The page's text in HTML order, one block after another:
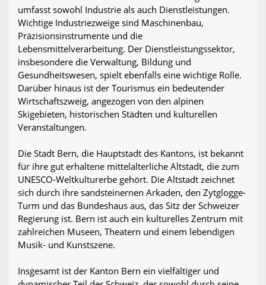
umfasst sowohl Industrie als auch Dienstleistungen.
Wichtige Industriezweige sind Maschinenbau,
Präzisionsinstrumente und die
Lebensmittelverarbeitung. Der Dienstleistungssektor,
insbesondere die Verwaltung, Bildung und
Gesundheitswesen, spielt ebenfalls eine wichtige Rolle.
Darüber hinaus ist der Tourismus ein bedeutender
Wirtschaftszweig, angezogen von den alpinen
Skigebieten, historischen Städten und kulturellen
Veranstaltungen.
Die Stadt Bern, die Hauptstadt des Kantons, ist bekannt
für ihre gut erhaltene mittelalterliche Altstadt, die zum
UNESCO-Weltkulturerbe gehört. Die Altstadt zeichnet
sich durch ihre sandsteinernen Arkaden, den Zytglogge-
Turm und das Bundeshaus aus, das Sitz der Schweizer
Regierung ist. Bern ist auch ein kulturelles Zentrum mit
zahlreichen Museen, Theatern und einem lebendigen
Musik- und Kunstszene.
Insgesamt ist der Kanton Bern ein vielfältiger und